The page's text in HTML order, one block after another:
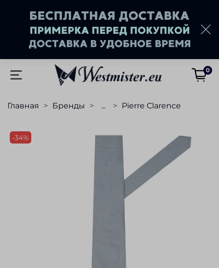
0
Главная Бренды ... Pierre Clarence
-34%